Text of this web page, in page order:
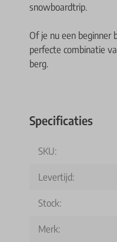
snowboardtrip.
Of je nu een beginner
perfecte combinatie
berg.
Specificaties
SKU:
Levertijd:
Stock:
Merk: